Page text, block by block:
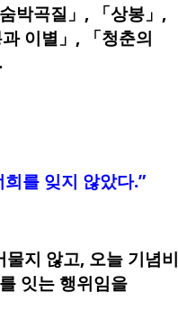
박곡질」, 「상봉」,
이별」, 「청춘의
를 잊지 않았다.”
지 않고, 오늘 기념비
잇는 행위임을